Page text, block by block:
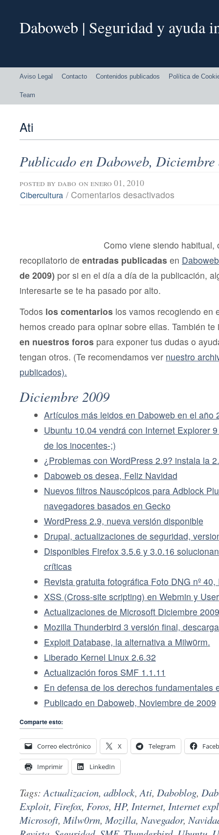
Daboweb | Seguridad y ayuda
Aviso Legal Contacto Contenidos publicados Política de
Team
Ati
Publicado en Daboweb, Diciembre
posted by dabo on enero 01, 2010
Cibercultura / Comentarios desactivados
2009
Como viene siendo habitual,
recopilatorio de entradas publicadas en Daboweb
de 2009) por si en el día a día de la publicación,
interesarte se te ha pasado por alto.
Todos los comentarios los vamos recogiendo en
hemos creado para opinar sobre ellas. También
en nuestros foros para exponer tus dudas o
tengan otros. (Te recomendamos ver nuestro
publicados).
Diciembre 2009
Artículos más leidos en Daboweb en el año
Ubuntu 10.04 vendrá con Internet Explorer
de los inocentes-;)
¿Problemas con WordPress 2.9? instala la
Daboweb os desea, Feliz Navidad
Nuevos filtros Nauscópicos para Adblock
navegadores basados en Gecko
WordPress 2.9, nueva versión disponible
Drupal, actualizaciones de seguridad,
Disponibles Firefox 3.5.6 y 3.0.16
críticas
Revista gratuita fotográfica Foto DNG nº
XSS (Cross-site scripting) en Webmin y
Actualizaciones de Microsoft Diciembre 2009
Mozilla Thunderbird 3 versión final,
Exploit Database, la alternativa a Milw0rm.
Liberado Kernel Linux 2.6.32
Actualización foros SMF 1.1.11
En defensa de los derechos fundamentales
Publicado en Daboweb, Noviembre de 2009
Comparte esto:
Correo electrónico X Telegram
Imprimir LinkedIn
Tags:Actualizacion, adblock,Ati, Daboblog,
Exploit, Firefox, Foros, HP, Internet, Internet
Microsoft,Milw0rm,Mozilla,Navegador,